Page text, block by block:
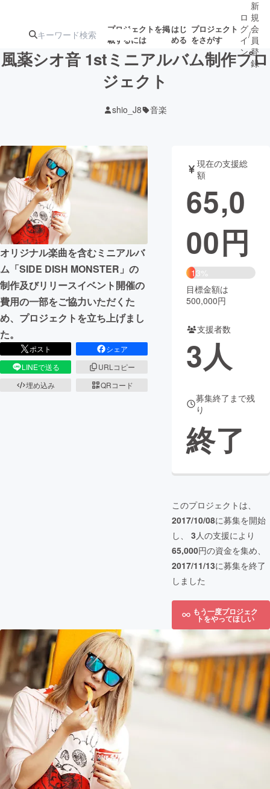
プロジェクトを掲
載するには
はじ
める
プロジェクト
をさがす
ジェクト
募集終了が近いプ
ロジェクト
アート・写真 音楽
テクノロジー・ガジェット ゲーム・
映像・映画 書籍・雑誌
ビジネス・起業 チャレンジ
まちづくり・地域活性化
CAMPFIRE Creation
CAMPFIREふるさと納税
コミュニティ
ロ
グ
イ
ン
/
新
規
会
員
登
録
風薬シオ音 1stミニアルバム制作プロ
ジェクト
shio_J8 音楽
オリジナル楽曲を含むミニアルバ
ム「SIDE DISH MONSTER」の
制作及びリリースイベント開催の
費用の一部をご協力いただくた
め、プロジェクトを立ち上げまし
た。
ポスト
シェア
LINEで送る
URLコピー
埋め込み
QRコード
現在の支援総
額
65,0
00円
13%
目標金額は
500,000円
支援者数
3人
募集終了まで残
り
終了
このプロジェクトは、
2017/10/08に募集を開始
し、 3人の支援により
65,000円の資金を集め、
2017/11/13に募集を終了
しました
もう一度プロジェク
トをやってほしい